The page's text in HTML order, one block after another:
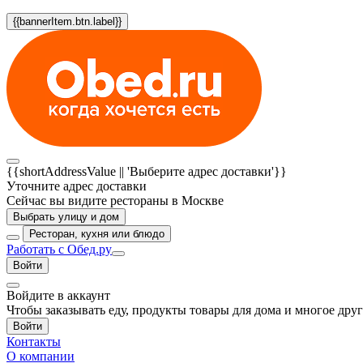
{{bannerItem.btn.label}}
{{shortAddressValue || 'Выберите адрес доставки'}}
Уточните адрес доставки
Сейчас вы видите рестораны в Москве
Выбрать улицу и дом
Ресторан, кухня или блюдо
Работать с Обед.ру
Войти
Войдите в аккаунт
Чтобы заказывать еду, продукты товары для дома и многое
Войти
Контакты
О компании